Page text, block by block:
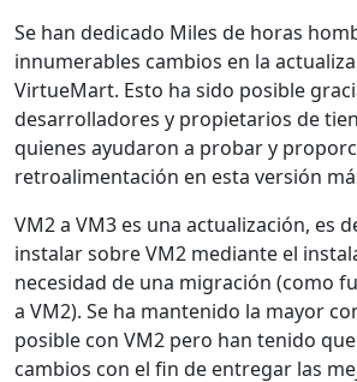
Se han dedicado Miles de horas
innumerables cambios en la
VirtueMart. Esto ha sido posible
desarrolladores y propietarios de
quienes ayudaron a probar y
retroalimentación en esta versión
VM2 a VM3 es una actualización, es
instalar sobre VM2 mediante el
necesidad de una migración (como
a VM2). Se ha mantenido la mayor
posible con VM2 pero han tenido
cambios con el fin de entregar las